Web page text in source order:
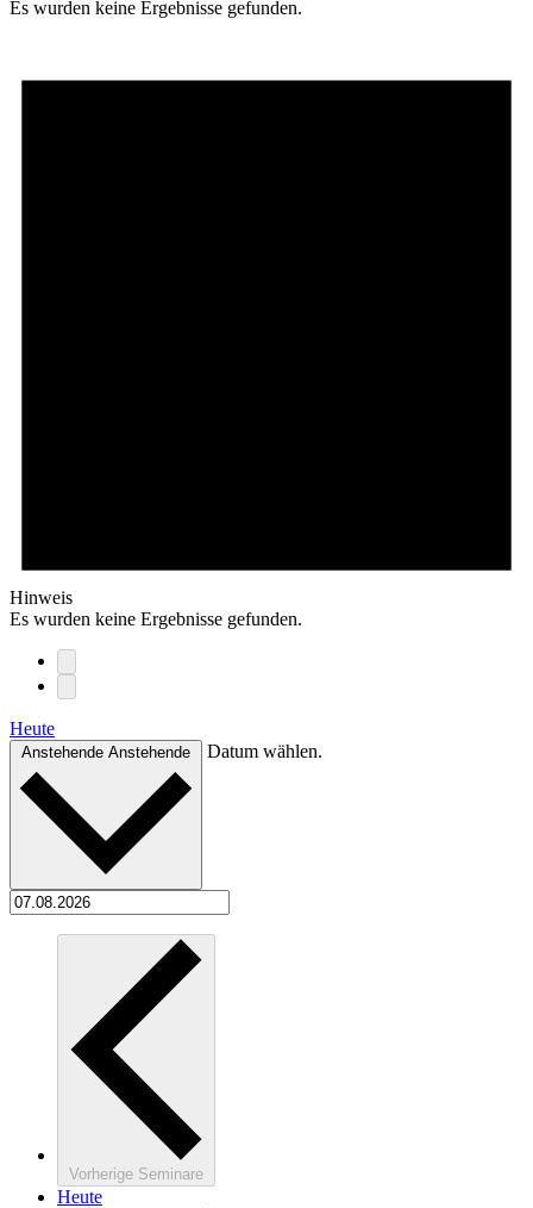
Es wurden keine Ergebnisse gefunden.
Hinweis
Es wurden keine Ergebnisse gefunden.
Heute
Anstehende Anstehende Datum wählen.
Vorherige Seminare
Heute